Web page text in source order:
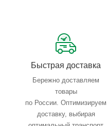
Тройной весовой
Быстрая доставка
Бережно доставляем
товары
по России. Оптимизируем
доставку, выбирая